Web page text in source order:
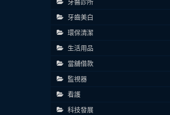
牙齒美白
環保清潔
生活用品
當舖借款
監視器
看護
科技發展